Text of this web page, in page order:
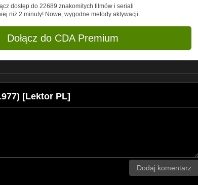
dostęp do 22689 znakomitych filmów i seriali
niż 2 minuty! Nowe, wygodne metody aktywacji.
Dołącz do CDA Premium
[Lektor PL]
Dodaj komentarz